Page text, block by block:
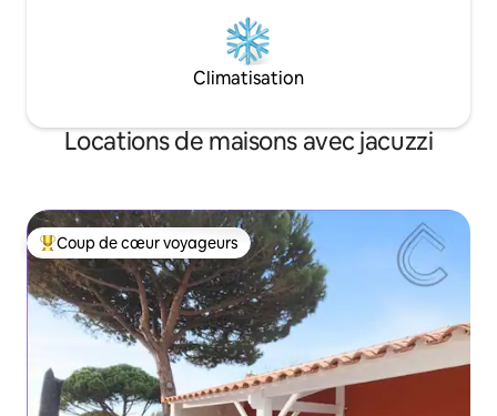
Climatisation
Locations de maisons avec jacuzzi
Coups de cœur voyageurs les plus appréciés
Coup de cœur voyageurs